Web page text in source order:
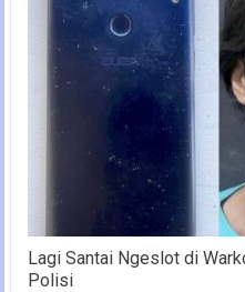
Lagi Santai Ngeslot di
Polisi